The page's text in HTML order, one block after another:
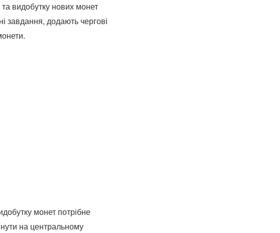
видобутку нових монет
завдання, додають чергові
монет потрібне
на центральному